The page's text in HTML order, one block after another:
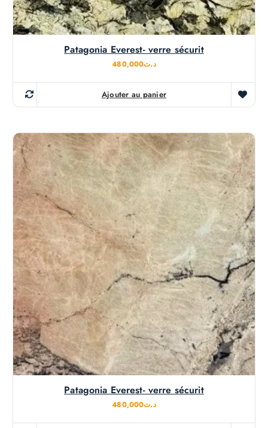
Patagonia Everest- verre sécurit
د.ت480,000
Ajouter au panier
Patagonia Everest- verre sécurit
د.ت480,000